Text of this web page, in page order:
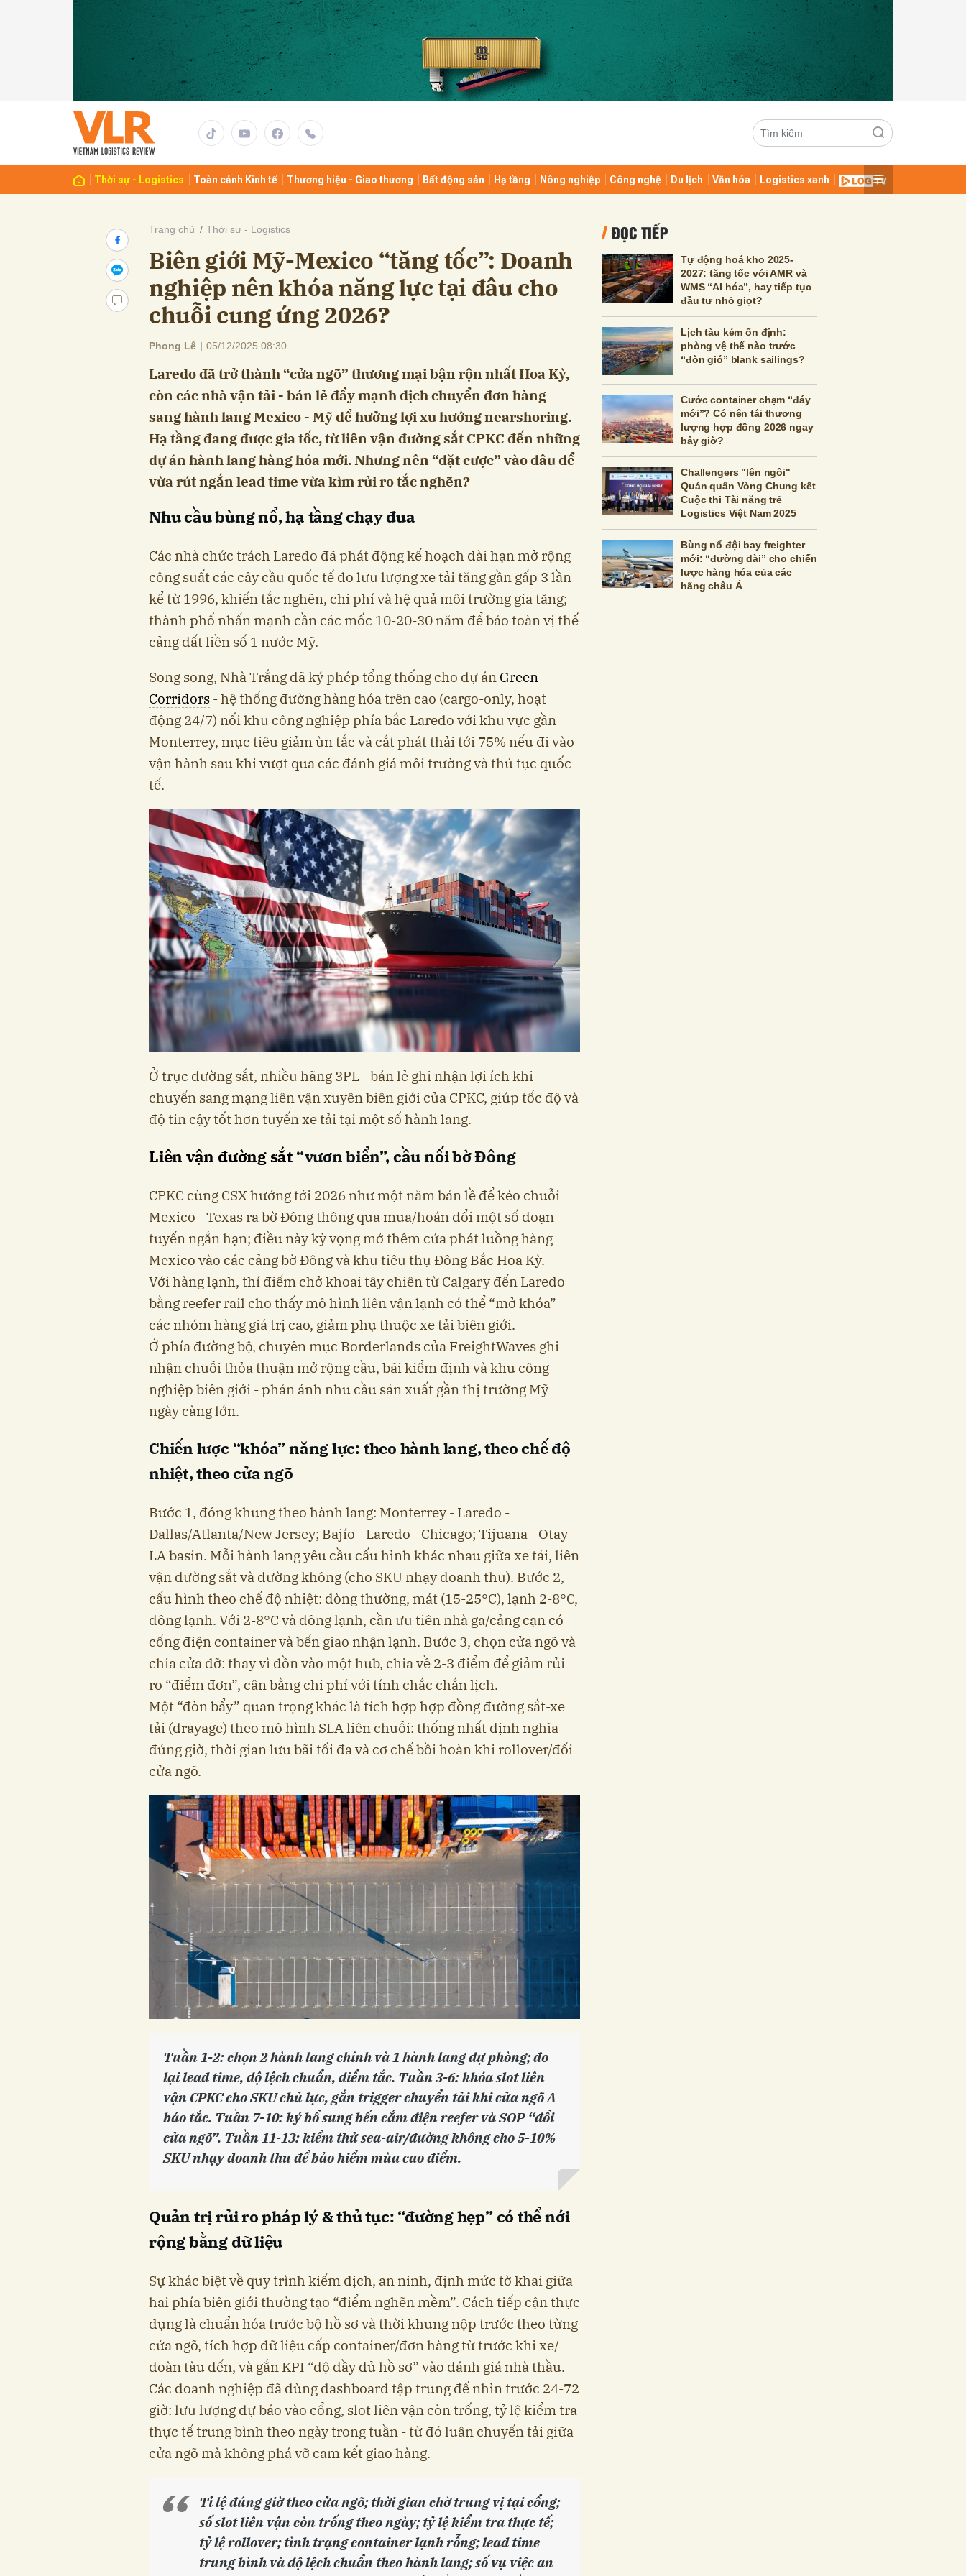
Thời sự - Logistics Toàn cảnh Kinh tế Thương hiệu - Giao thương Bất động sản Hạ tầng Nông nghiệp Công nghệ Du lịch Văn hóa Logistics xanh
Trang chủ Thời sự - Logistics
Biên giới Mỹ-Mexico “tăng tốc”: Doanh
nghiệp nên khóa năng lực tại đâu cho
chuỗi cung ứng 2026?
Phong Lê | 05/12/2025 08:30
Laredo đã trở thành “cửa ngõ” thương mại bận rộn nhất Hoa Kỳ,
còn các nhà vận tải - bán lẻ đẩy mạnh dịch chuyển đơn hàng
sang hành lang Mexico - Mỹ để hưởng lợi xu hướng nearshoring.
Hạ tầng đang được gia tốc, từ liên vận đường sắt CPKC đến những
dự án hành lang hàng hóa mới. Nhưng nên “đặt cược” vào đâu để
vừa rút ngắn lead time vừa kìm rủi ro tắc nghẽn?
Nhu cầu bùng nổ, hạ tầng chạy đua
Các nhà chức trách Laredo đã phát động kế hoạch dài hạn mở rộng
công suất các cây cầu quốc tế do lưu lượng xe tải tăng gần gấp 3 lần
kể từ 1996, khiến tắc nghẽn, chi phí và hệ quả môi trường gia tăng;
thành phố nhấn mạnh cần các mốc 10-20-30 năm để bảo toàn vị thế
cảng đất liền số 1 nước Mỹ.
Song song, Nhà Trắng đã ký phép tổng thống cho dự án Green
Corridors - hệ thống đường hàng hóa trên cao (cargo-only, hoạt
động 24/7) nối khu công nghiệp phía bắc Laredo với khu vực gần
Monterrey, mục tiêu giảm ùn tắc và cắt phát thải tới 75% nếu đi vào
vận hành sau khi vượt qua các đánh giá môi trường và thủ tục quốc
tế.
Ở trục đường sắt, nhiều hãng 3PL - bán lẻ ghi nhận lợi ích khi
chuyển sang mạng liên vận xuyên biên giới của CPKC, giúp tốc độ và
độ tin cậy tốt hơn tuyến xe tải tại một số hành lang.
Liên vận đường sắt “vươn biển”, cầu nối bờ Đông
CPKC cùng CSX hướng tới 2026 như một năm bản lề để kéo chuỗi
Mexico - Texas ra bờ Đông thông qua mua/hoán đổi một số đoạn
tuyến ngắn hạn; điều này kỳ vọng mở thêm cửa phát luồng hàng
Mexico vào các cảng bờ Đông và khu tiêu thụ Đông Bắc Hoa Kỳ.
Với hàng lạnh, thí điểm chở khoai tây chiên từ Calgary đến Laredo
bằng reefer rail cho thấy mô hình liên vận lạnh có thể “mở khóa”
các nhóm hàng giá trị cao, giảm phụ thuộc xe tải biên giới.
Ở phía đường bộ, chuyên mục Borderlands của FreightWaves ghi
nhận chuỗi thỏa thuận mở rộng cầu, bãi kiểm định và khu công
nghiệp biên giới - phản ánh nhu cầu sản xuất gần thị trường Mỹ
ngày càng lớn.
Chiến lược “khóa” năng lực: theo hành lang, theo chế độ
nhiệt, theo cửa ngõ
Bước 1, đóng khung theo hành lang: Monterrey - Laredo -
Dallas/Atlanta/New Jersey; Bajío - Laredo - Chicago; Tijuana - Otay -
LA basin. Mỗi hành lang yêu cầu cấu hình khác nhau giữa xe tải, liên
vận đường sắt và đường không (cho SKU nhạy doanh thu). Bước 2,
cấu hình theo chế độ nhiệt: dòng thường, mát (15-25°C), lạnh 2-8°C,
đông lạnh. Với 2-8°C và đông lạnh, cần ưu tiên nhà ga/cảng cạn có
cổng điện container và bến giao nhận lạnh. Bước 3, chọn cửa ngõ và
chia cửa dỡ: thay vì dồn vào một hub, chia về 2-3 điểm để giảm rủi
ro “điểm đơn”, cân bằng chi phí với tính chắc chắn lịch.
Một “đòn bẩy” quan trọng khác là tích hợp hợp đồng đường sắt-xe
tải (drayage) theo mô hình SLA liên chuỗi: thống nhất định nghĩa
đúng giờ, thời gian lưu bãi tối đa và cơ chế bồi hoàn khi rollover/đổi
cửa ngõ.
Tuần 1-2: chọn 2 hành lang chính và 1 hành lang dự phòng; đo
lại lead time, độ lệch chuẩn, điểm tắc. Tuần 3-6: khóa slot liên
vận CPKC cho SKU chủ lực, gắn trigger chuyển tải khi cửa ngõ A
báo tắc. Tuần 7-10: ký bổ sung bến cắm điện reefer và SOP “đổi
cửa ngõ”. Tuần 11-13: kiểm thử sea-air/đường không cho 5-10%
SKU nhạy doanh thu để bảo hiểm mùa cao điểm.
Quản trị rủi ro pháp lý & thủ tục: “đường hẹp” có thể nới
rộng bằng dữ liệu
Sự khác biệt về quy trình kiểm dịch, an ninh, định mức tờ khai giữa
hai phía biên giới thường tạo “điểm nghẽn mềm”. Cách tiếp cận thực
dụng là chuẩn hóa trước bộ hồ sơ và thời khung nộp trước theo từng
cửa ngõ, tích hợp dữ liệu cấp container/đơn hàng từ trước khi xe/
đoàn tàu đến, và gắn KPI “độ đầy đủ hồ sơ” vào đánh giá nhà thầu.
Các doanh nghiệp đã dùng dashboard tập trung để nhìn trước 24-72
giờ: lưu lượng dự báo vào cổng, slot liên vận còn trống, tỷ lệ kiểm tra
thực tế trung bình theo ngày trong tuần - từ đó luân chuyển tải giữa
cửa ngõ mà không phá vỡ cam kết giao hàng.
Tỉ lệ đúng giờ theo cửa ngõ; thời gian chờ trung vị tại cổng;
số slot liên vận còn trống theo ngày; tỷ lệ kiểm tra thực tế;
tỷ lệ rollover; tình trạng container lạnh rỗng; lead time
trung bình và độ lệch chuẩn theo hành lang; số vụ việc an
ĐỌC TIẾP
Tự động hoá kho 2025-
2027: tăng tốc với AMR và
WMS “AI hóa”, hay tiếp tục
đầu tư nhỏ giọt?
Lịch tàu kém ổn định:
phòng vệ thế nào trước
“đòn gió” blank sailings?
Cước container chạm “đáy
mới”? Có nên tái thương
lượng hợp đồng 2026 ngay
bây giờ?
Challengers "lên ngôi"
Quán quân Vòng Chung kết
Cuộc thi Tài năng trẻ
Logistics Việt Nam 2025
Bùng nổ đội bay freighter
mới: “đường dài” cho chiến
lược hàng hóa của các
hãng châu Á
Gửi bình luận